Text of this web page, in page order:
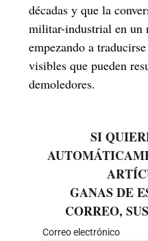
décadas y que la
militar-industrial en un
empezando a
visibles que pueden
demoledores.
SI
GANAS DE
CORREO,
Correo electrónico